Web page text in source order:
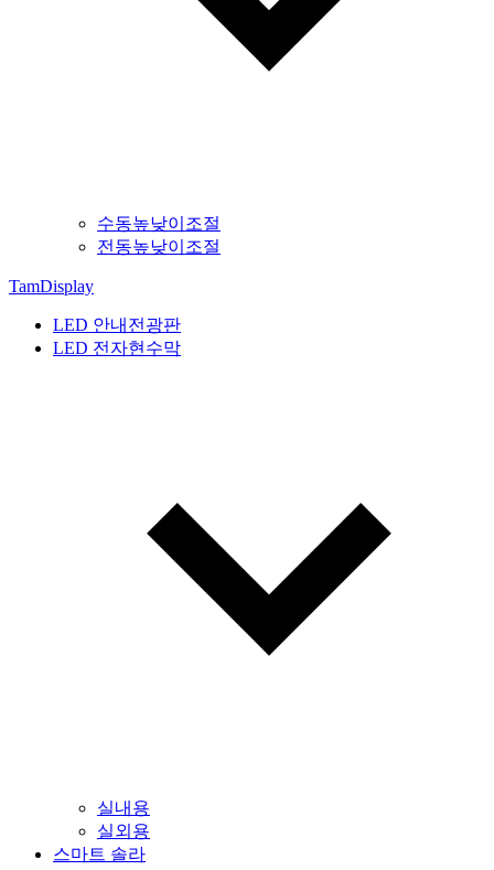
수동높낮이조절
전동높낮이조절
TamDisplay
LED 안내전광판
LED 전자현수막
실내용
실외용
스마트 솔라